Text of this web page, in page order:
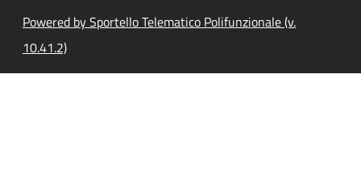
Powered by Sportello Telematico Polifunzionale (v.
10.41.2)